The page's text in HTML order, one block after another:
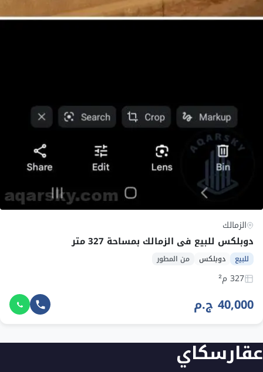
الزمالك
دوبلكس للبيع في الزمالك بمساحة 327 متر
للبيع دوبلكس من المطور
327 م²
40,000 ج.م
عقارسكاي